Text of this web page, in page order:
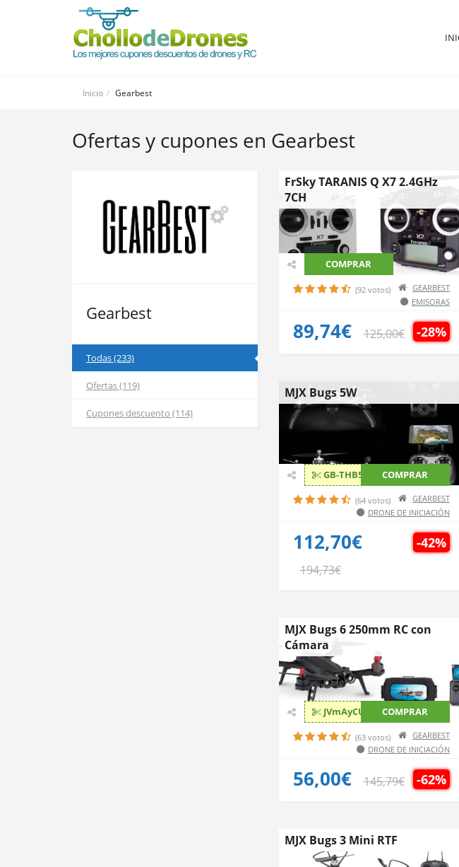
Inicio Gearbest
Ofertas y cupones en Gearbest
Gearbest
Todas (233)
Ofertas (119)
Cupones descuento (114)
FrSky TARANIS Q X7 2.4GHz
7CH
COMPRAR
(92 votos)
GEARBEST
EMISORAS
-28%
89,74€ 125,00€
MJX Bugs 5W
GB-THB5WMJXCOMPRAR
(64 votos)
GEARBEST
DRONE DE INICIACIÓN
-42%
112,70€
194,73€
MJX Bugs 6 250mm RC con
Cámara
JVmAyCUK COMPRAR
(63 votos)
GEARBEST
DRONE DE INICIACIÓN
-62%
56,00€ 145,79€
MJX Bugs 3 Mini RTF